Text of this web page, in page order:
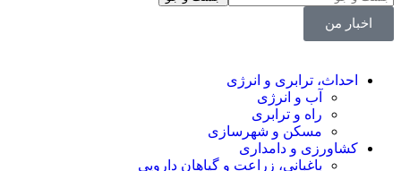
اخبار من
احداث، ترابری و انرژی
آب و انرژی
راه و ترابری
مسکن و شهرسازی
کشاورزی و دامداری
باغبانی، زراعت و گیاهان دارویی